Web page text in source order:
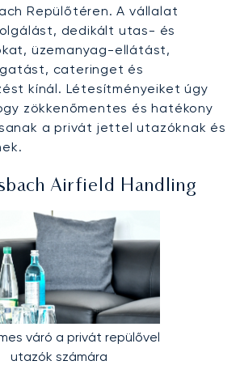
Repülőtéren. A vállalat
dedikált utas- és
üzemanyag-ellátást,
cateringet és
kínál. Létesítményeiket úgy
zökkenőmentes és hatékony
a privát jettel utazóknak és
Airfield Handling
váró a privát repülővel
utazók számára